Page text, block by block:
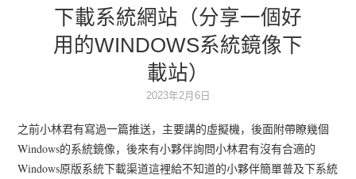
域名价格
阿里云已备案域名出售
下載系統網站（分享一個好
用的WINDOWS系統鏡像下
載站）
2023年2月6日
之前小林君有寫過一篇推送，主要講的虛擬機，後面附帶瞭幾個
Windows的系統鏡像，後來有小夥伴詢問小林君有沒有合適的
Windows原版系統下載渠道這裡給不知道的小夥伴簡單普及下系統